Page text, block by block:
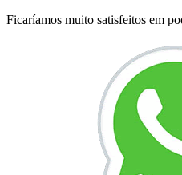
Ficaríamos muito satisfeitos em